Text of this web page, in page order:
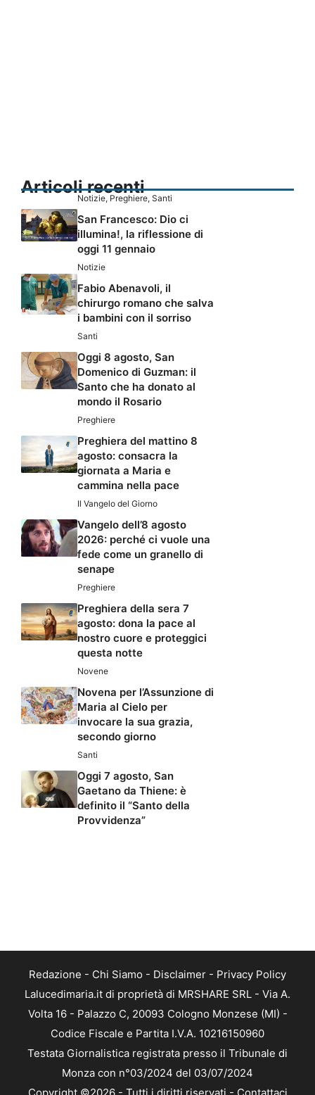
Articoli recenti
Notizie, Preghiere, Santi
San Francesco: Dio ci
illumina!, la riflessione di
oggi 11 gennaio
Notizie
Fabio Abenavoli, il
chirurgo romano che salva
i bambini con il sorriso
Santi
Oggi 8 agosto, San
Domenico di Guzman: il
Santo che ha donato al
mondo il Rosario
Preghiere
Preghiera del mattino 8
agosto: consacra la
giornata a Maria e
cammina nella pace
Il Vangelo del Giorno
Vangelo dell’8 agosto
2026: perché ci vuole una
fede come un granello di
senape
Preghiere
Preghiera della sera 7
agosto: dona la pace al
nostro cuore e proteggici
questa notte
Novene
Novena per l’Assunzione di
Maria al Cielo per
invocare la sua grazia,
secondo giorno
Santi
Oggi 7 agosto, San
Gaetano da Thiene: è
definito il “Santo della
Provvidenza”
Redazione - Chi Siamo - Disclaimer - Privacy Policy
Lalucedimaria.it di proprietà di MRSHARE SRL - Via A.
Volta 16 - Palazzo C, 20093 Cologno Monzese (MI) -
Codice Fiscale e Partita I.V.A. 10216150960
Testata Giornalistica registrata presso il Tribunale di
Monza con n°03/2024 del 03/07/2024